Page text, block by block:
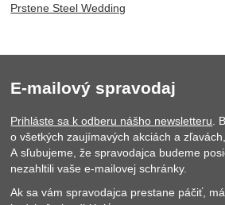
Prstene Steel Wedding
E-mailový spravodaj
Prihláste sa k odberu nášho newsletteru .
o všetkých zaujímavých akciách a
A sľubujeme, že spravodajca budeme
nezahltili vaše e-mailovej schránky.
Ak sa vám spravodajca prestane páčiť,